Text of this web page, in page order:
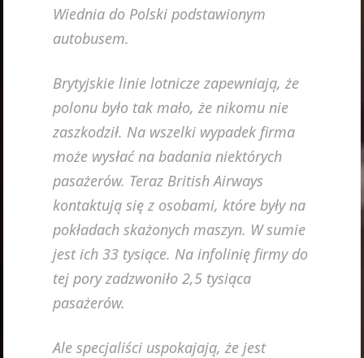
Wiednia do Polski podstawionym
autobusem.
Brytyjskie linie lotnicze zapewniają, że
polonu było tak mało, że nikomu nie
zaszkodził. Na wszelki wypadek firma
może wysłać na badania niektórych
pasażerów. Teraz British Airways
kontaktują się z osobami, które były na
pokładach skażonych maszyn. W sumie
jest ich 33 tysiące. Na infolinię firmy do
tej pory zadzwoniło 2,5 tysiąca
pasażerów.
Ale specjaliści uspokajają, że jest